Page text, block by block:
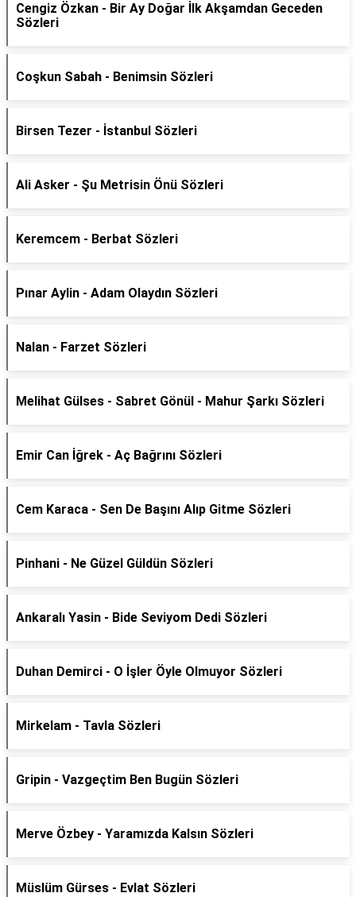
Cengiz Özkan - Bir Ay Doğar İlk Akşamdan Geceden
Sözleri
Coşkun Sabah - Benimsin Sözleri
Birsen Tezer - İstanbul Sözleri
Ali Asker - Şu Metrisin Önü Sözleri
Keremcem - Berbat Sözleri
Pınar Aylin - Adam Olaydın Sözleri
Nalan - Farzet Sözleri
Melihat Gülses - Sabret Gönül - Mahur Şarkı Sözleri
Emir Can İğrek - Aç Bağrını Sözleri
Cem Karaca - Sen De Başını Alıp Gitme Sözleri
Pinhani - Ne Güzel Güldün Sözleri
Ankaralı Yasin - Bide Seviyom Dedi Sözleri
Duhan Demirci - O İşler Öyle Olmuyor Sözleri
Mirkelam - Tavla Sözleri
Gripin - Vazgeçtim Ben Bugün Sözleri
Merve Özbey - Yaramızda Kalsın Sözleri
Müslüm Gürses - Evlat Sözleri